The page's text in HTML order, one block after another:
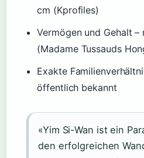
cm (Kprofiles)
Vermögen und Gehalt
(Madame Tussauds
Exakte
öffentlich bekannt
«Yim Si-Wan ist ein
den erfolgreichen